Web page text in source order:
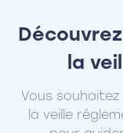
la
Vous
la veille